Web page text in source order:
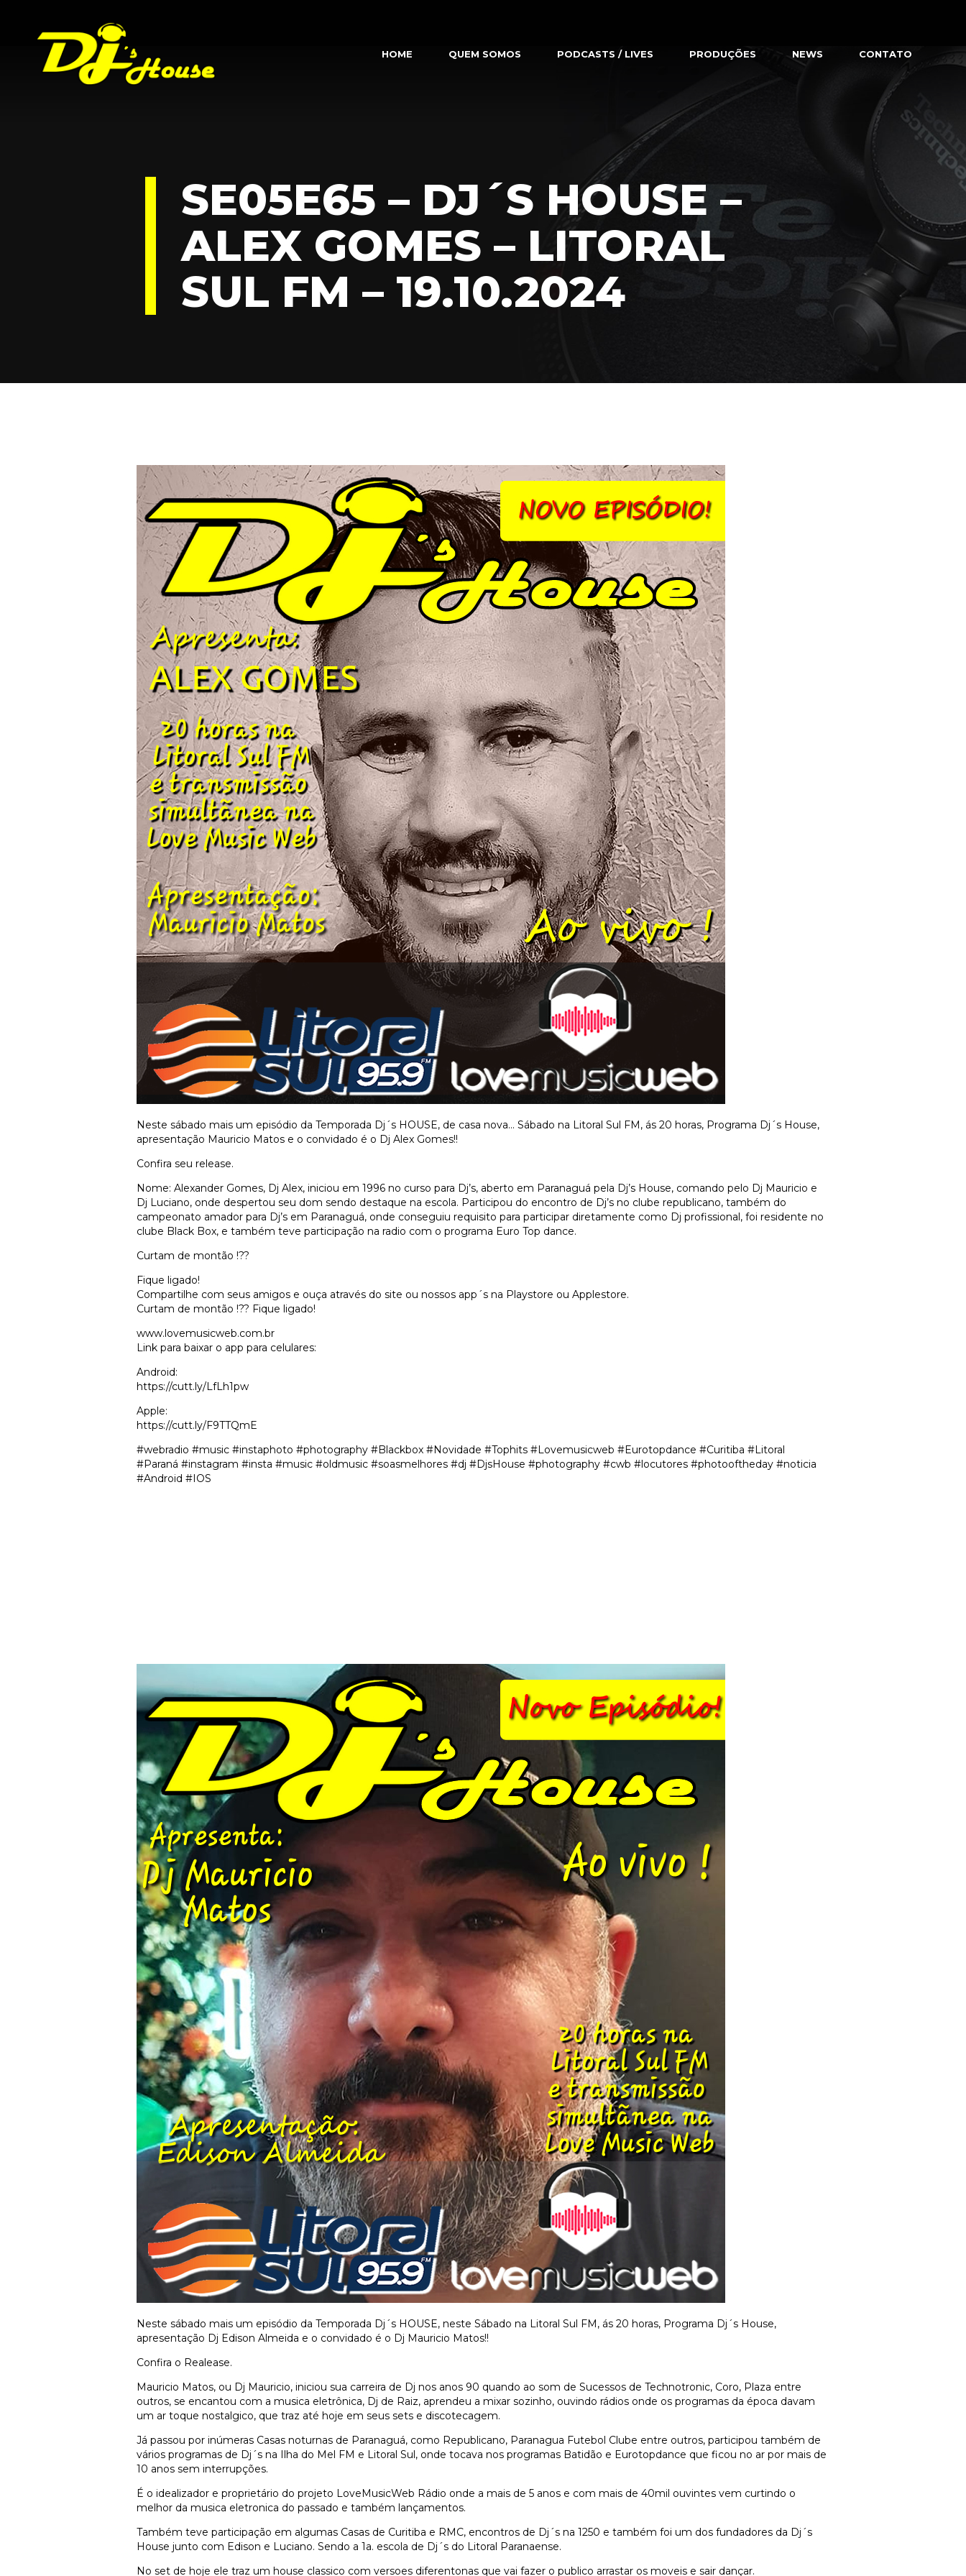
HOME QUEM SOMOS PODCASTS / LIVES PRODUÇÕES NEWS CONTATO
SE05E65 – DJ´S HOUSE –
ALEX GOMES – LITORAL
SUL FM – 19.10.2024
Neste sábado mais um episódio da Temporada Dj´s HOUSE, de casa nova… Sábado na Litoral Sul FM, ás 20 horas, Programa Dj´s House,
apresentação Mauricio Matos e o convidado é o Dj Alex Gomes!!
Confira seu release.
Nome: Alexander Gomes, Dj Alex, iniciou em 1996 no curso para Dj’s, aberto em Paranaguá pela Dj’s House, comando pelo Dj Mauricio e
Dj Luciano, onde despertou seu dom sendo destaque na escola. Participou do encontro de Dj’s no clube republicano, também do
campeonato amador para Dj’s em Paranaguá, onde conseguiu requisito para participar diretamente como Dj profissional, foi residente no
clube Black Box, e também teve participação na radio com o programa Euro Top dance.
Curtam de montão !??
Fique ligado!
Compartilhe com seus amigos e ouça através do site ou nossos app´s na Playstore ou Applestore.
Curtam de montão !?? Fique ligado!
www.lovemusicweb.com.br
Link para baixar o app para celulares:
Android:
https://cutt.ly/LfLh1pw
Apple:
https://cutt.ly/F9TTQmE
#webradio #music #instaphoto #photography #Blackbox #Novidade #Tophits #Lovemusicweb #Eurotopdance #Curitiba #Litoral
#Paraná #instagram #insta #music #oldmusic #soasmelhores #dj #DjsHouse #photography #cwb #locutores #photooftheday #noticia
#Android #IOS
Neste sábado mais um episódio da Temporada Dj´s HOUSE, neste Sábado na Litoral Sul FM, ás 20 horas, Programa Dj´s House,
apresentação Dj Edison Almeida e o convidado é o Dj Mauricio Matos!!
Confira o Realease.
Mauricio Matos, ou Dj Mauricio, iniciou sua carreira de Dj nos anos 90 quando ao som de Sucessos de Technotronic, Coro, Plaza entre
outros, se encantou com a musica eletrônica, Dj de Raiz, aprendeu a mixar sozinho, ouvindo rádios onde os programas da época davam
um ar toque nostalgico, que traz até hoje em seus sets e discotecagem.
Já passou por inúmeras Casas noturnas de Paranaguá, como Republicano, Paranagua Futebol Clube entre outros, participou também de
vários programas de Dj´s na Ilha do Mel FM e Litoral Sul, onde tocava nos programas Batidão e Eurotopdance que ficou no ar por mais de
10 anos sem interrupções.
É o idealizador e proprietário do projeto LoveMusicWeb Rádio onde a mais de 5 anos e com mais de 40mil ouvintes vem curtindo o
melhor da musica eletronica do passado e também lançamentos.
Também teve participação em algumas Casas de Curitiba e RMC, encontros de Dj´s na 1250 e também foi um dos fundadores da Dj´s
House junto com Edison e Luciano. Sendo a 1a. escola de Dj´s do Litoral Paranaense.
No set de hoje ele traz um house classico com versoes diferentonas que vai fazer o publico arrastar os moveis e sair dançar.